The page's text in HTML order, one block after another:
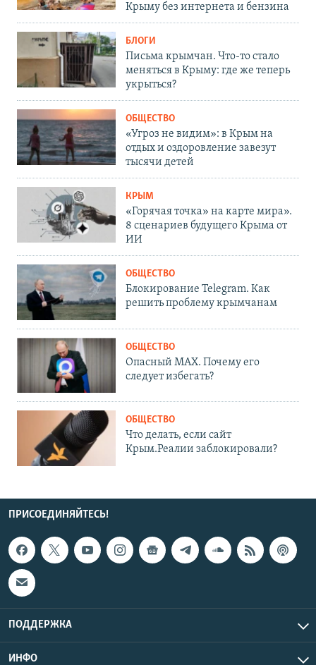
Крыму без интернета и бензина
БЛОГИ
Письма крымчан. Что-то стало
меняться в Крыму: где же теперь
укрыться?
ОБЩЕСТВО
«Угроз не видим»: в Крым на
отдых и оздоровление завезут
тысячи детей
КРЫМ
«Горячая точка» на карте мира».
8 сценариев будущего Крыма от
ИИ
ОБЩЕСТВО
Блокирование Telegram. Как
решить проблему крымчанам
ОБЩЕСТВО
Опасный MAX. Почему его
следует избегать?
ОБЩЕСТВО
Что делать, если сайт
Крым.Реалии заблокировали?
ПРИСОЕДИНЯЙТЕСЬ!
ПОДДЕРЖКА
ИНФО